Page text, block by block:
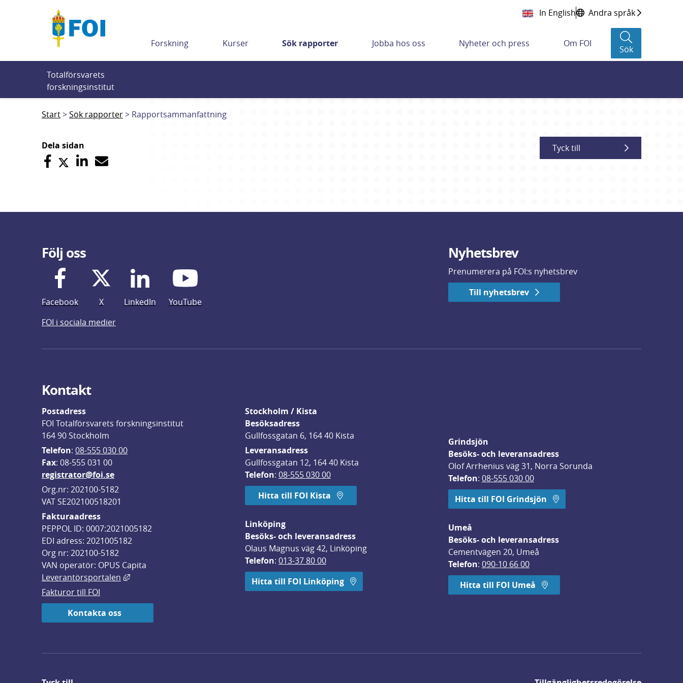
In English Andra språk
Forskning Kurser Sök rapporter Jobba hos oss Nyheter och press Om FOI
Sök
Totalförsvarets
forskningsinstitut
Start Sök rapporter Rapportsammanfattning
Dela sidan Tyck till
Följ oss
Facebook X LinkedIn
YouTube
FOI i sociala medier
Nyhetsbrev
Prenumerera på FOI:s nyhetsbrev
Till nyhetsbrev
Kontakt
Postadress
FOI Totalförsvarets forskningsinstitut
164 90 Stockholm
Telefon: 08-555 030 00
Fax: 08-555 031 00
registrator@foi.se
Org.nr: 202100-5182
VAT SE202100518201
Fakturaadress
PEPPOL ID: 0007:2021005182
EDI adress: 2021005182
Org nr: 202100-5182
VAN operatör: OPUS Capita
Leverantörsportalen
Länk till annan webbplats, öppnas i nytt fönster.
Fakturor till FOI
Kontakta oss
Stockholm / Kista
Besöksadress
Gullfossgatan 6, 164 40 Kista
Leveransadress
Gullfossgatan 12, 164 40 Kista
Telefon: 08-555 030 00
Hitta till FOI Kista
Linköping
Besöks- och leveransadress
Olaus Magnus väg 42, Linköping
Telefon: 013-37 80 00
Hitta till FOI Linköping
Grindsjön
Besöks- och leveransadress
Olof Arrhenius väg 31, Norra Sorunda
Telefon: 08-555 030 00
Hitta till FOI Grindsjön
Umeå
Besöks- och leveransadress
Cementvägen 20, Umeå
Telefon: 090-10 66 00
Hitta till FOI Umeå